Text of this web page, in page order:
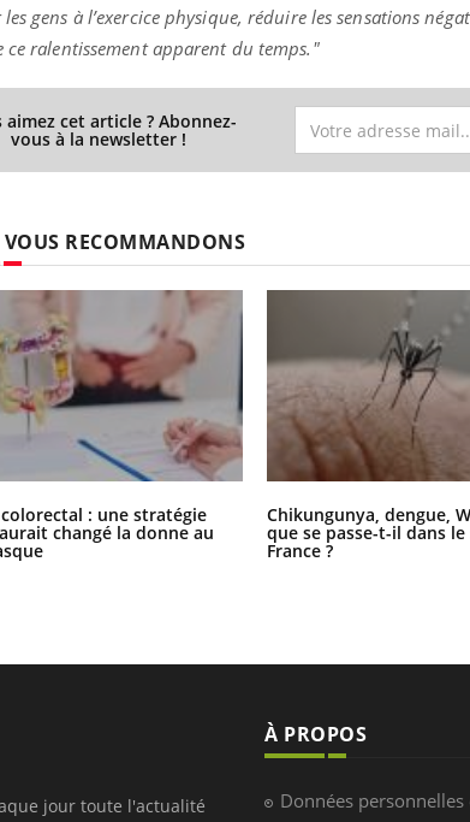
gens à l’exercice physique, réduire les sensations
ce ralentissement apparent du temps."
aimez cet article ? Abonnez-
vous à la newsletter !
RECOMMANDONS
: une stratégie
changé la donne au
Chikungunya, dengue,
que se passe-t-il dans le
France ?
jour toute l'actualité
À PROPOS
Données personnelles